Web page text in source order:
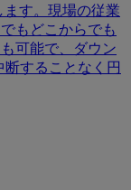
す。現場の従業
もどこからでも
可能で、ダウン
することなく円